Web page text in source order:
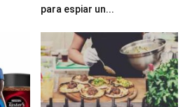
para espiar un...